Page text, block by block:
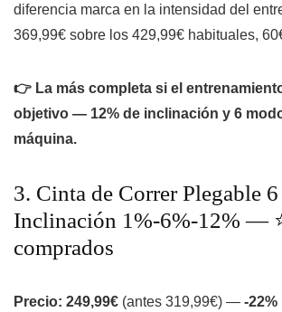
diferencia marca en la intensidad del
369,99€ sobre los 429,99€ habituales,
👉 La más completa si el
objetivo — 12% de inclinación y 6
máquina.
3. Cinta de Correr Plegable
Inclinación 1%-6%-12% —
comprados
Precio: 249,99€ (antes 319,99€) — -22%